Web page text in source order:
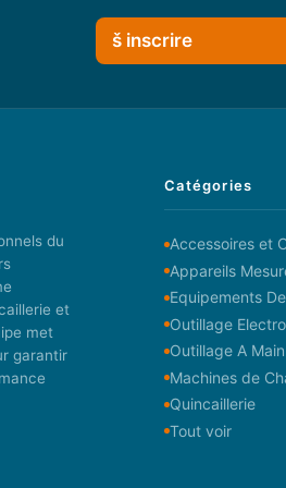
š inscrire
du
et
met
garantir
Catégories
Accessoires et
Appareils
Equipements
Outillage
Outillage A Main
Machines de
Quincaillerie
Tout voir